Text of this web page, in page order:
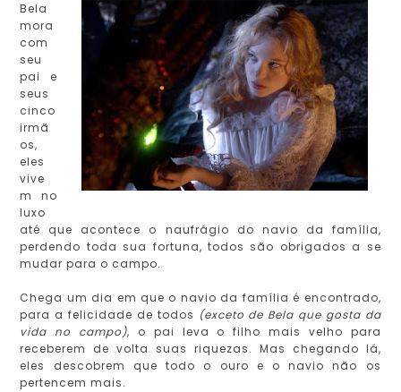
Bela
mora
com
seu
pai e
seus
cinco
irmã
os,
eles
vive
m no
luxo
até que acontece o naufrágio do navio da família,
perdendo toda sua fortuna, todos são obrigados a se
mudar para o campo.
Chega um dia em que o navio da família é encontrado,
para a felicidade de todos (exceto de Bela que gosta da
vida no campo), o pai leva o filho mais velho para
receberem de volta suas riquezas. Mas chegando lá,
eles descobrem que todo o ouro e o navio não os
pertencem mais.